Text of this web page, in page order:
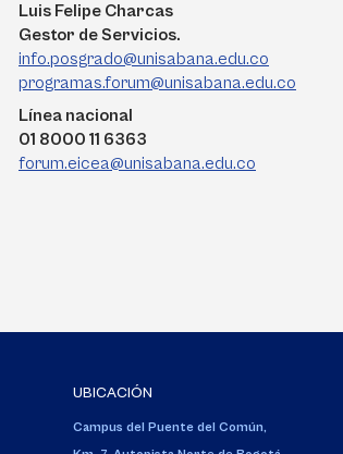
Luis Felipe Charcas
Gestor de Servicios.
info.posgrado@unisabana.edu.co
programas.forum@unisabana.edu.co
Línea nacional
01 8000 11 6363
forum.eicea@unisabana.edu.co
UBICACIÓN
Campus del Puente del Común,